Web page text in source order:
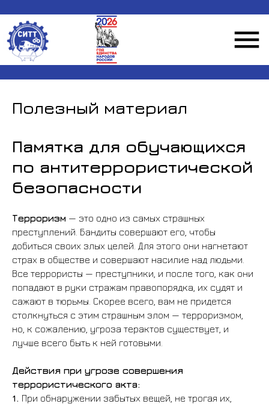
Полезный материал
Памятка для обучающихся
по антитеррористической
безопасности
Терроризм — это одно из самых страшных
преступлений. Бандиты совершают его, чтобы
добиться своих злых целей. Для этого они нагнетают
страх в обществе и совершают насилие над людьми.
Все террористы — преступники, и после того, как они
попадают в руки стражам правопорядка, их судят и
сажают в тюрьмы. Скорее всего, вам не придется
столкнуться с этим страшным злом — терроризмом,
но, к сожалению, угроза терактов существует, и
лучше всего быть к ней готовыми.
Действия при угрозе совершения
террористического акта:
1. При обнаружении забытых вещей, не трогая их,